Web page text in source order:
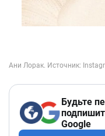
Будьте
Google